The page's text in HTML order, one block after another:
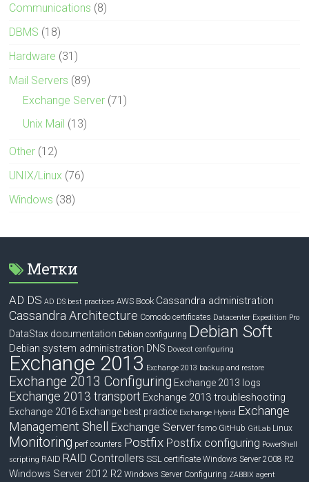
Communications (8)
DBMS (18)
Hardware (31)
Mail Servers (89)
Exchange Server (71)
Unix Mail (13)
Other (12)
UNIX/Linux (76)
Windows (38)
Метки
AD DS AD DS best practices AWS Book Cassandra administration
Cassandra Architecture Comodo certificates Datacenter Expedition Pro
DataStax documentation Debian configuring Debian Soft
Debian system administration DNS Dovecot configuring
Exchange 2013 Exchange 2013 backup and restore
Exchange 2013 Configuring Exchange 2013 logs
Exchange 2013 transport Exchange 2013 troubleshooting
Exchange 2016 Exchange best practice Exchange Hybrid Exchange
Management Shell
Exchange Server fsmo GitHub GitLab Linux
Monitoring perf counters Postfix Postfix configuring PowerShell
scripting RAID RAID Controllers SSL certificate Windows Server 2008 R2
Windows Server 2012 R2 Windows Server Configuring ZABBIX agent